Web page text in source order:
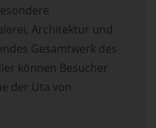
Architektur und
Gesamtwerk des
können Besucher
der Uta von